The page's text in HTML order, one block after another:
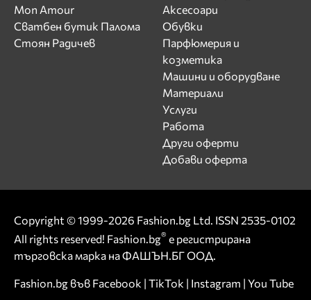
Mon Amour
Сватбен бутик Палома
Стоян Радичев
Аксесоари
Обувки
Парфюмерия и
козметика
Машини и оборудване
Материали
Услуги
Работа
Други оферти
Добави оферта
Copyright © 1999-2026 Fashion.bg Ltd. ISSN 2535-0102
All rights reserved! Fashion.bg® е регистрирана
търговска марка на ФАШЪН.БГ ООД.
Fashion.bg във Facebook | TikTok | Instagram | You Tube